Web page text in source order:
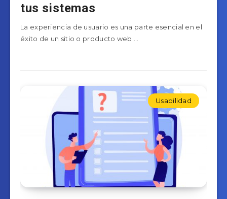
tus sistemas
La experiencia de usuario es una parte esencial en el
éxito de un sitio o producto web….
Usabilidad